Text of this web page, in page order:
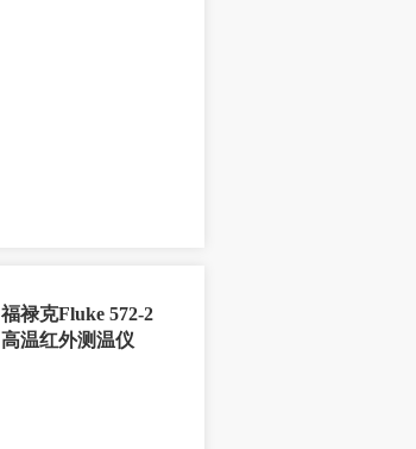
福禄克Fluke 572-2
高温红外测温仪